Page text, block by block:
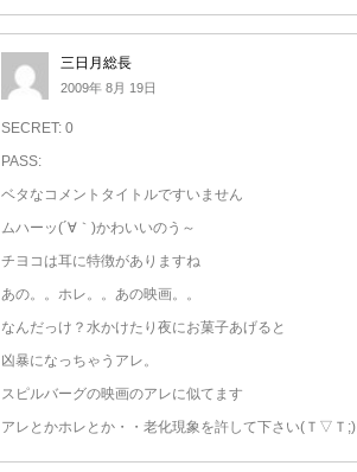
三日月総長
2009年 8月 19日
SECRET: 0
PASS:
ベタなコメントタイトルですいません
ムハーッ(´∀｀)かわいいのう～
チヨコは耳に特徴がありますね
あの。。ホレ。。あの映画。。
なんだっけ？水かけたり夜にお菓子あげると
凶暴になっちゃうアレ。
スピルバーグの映画のアレに似てます
アレとかホレとか・・老化現象を許して下さい(Ｔ▽Ｔ;)